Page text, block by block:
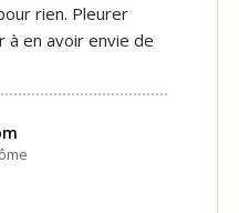
rien. Pleurer
en avoir envie de